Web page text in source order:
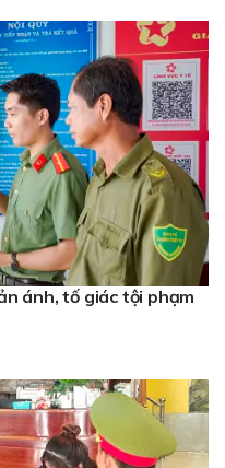
ánh, tố giác tội phạm